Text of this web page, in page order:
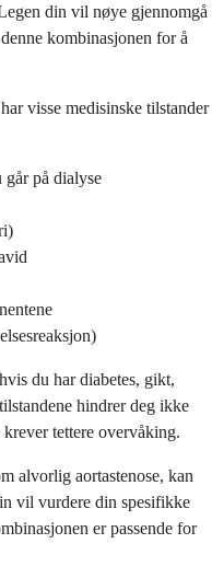
din vil nøye gjennomgå
kombinasjonen for å
visse medisinske tilstander
på dialyse
du har diabetes, gikt,
hindrer deg ikke
tettere overvåking.
alvorlig aortastenose, kan
vil vurdere din spesifikke
er passende for